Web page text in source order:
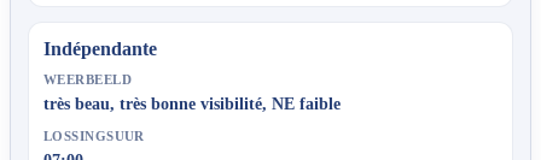
Indépendante
WEERBEELD
très beau, très bonne visibilité, NE faible
LOSSINGSUUR